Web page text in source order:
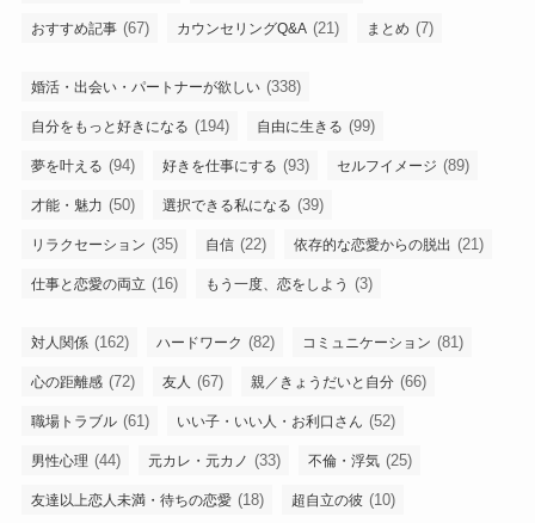
おすすめ記事 (67) カウンセリングQ&A (21) まとめ (7)
婚活・出会い・パートナーが欲しい (338)
自分をもっと好きになる (194) 自由に生きる (99)
夢を叶える (94) 好きを仕事にする (93) セルフイメージ (89)
才能・魅力 (50) 選択できる私になる (39)
リラクセーション (35) 自信 (22) 依存的な恋愛からの脱出 (21)
仕事と恋愛の両立 (16) もう一度、恋をしよう (3)
対人関係 (162) ハードワーク (82) コミュニケーション (81)
心の距離感 (72) 友人 (67) 親／きょうだいと自分 (66)
職場トラブル (61) いい子・いい人・お利口さん (52)
男性心理 (44) 元カレ・元カノ (33) 不倫・浮気 (25)
友達以上恋人未満・待ちの恋愛 (18) 超自立の彼 (10)